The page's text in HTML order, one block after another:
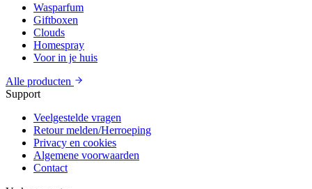
Wasparfum
Giftboxen
Clouds
Homespray
Voor in je huis
Alle producten
Support
Veelgestelde vragen
Retour melden/Herroeping
Privacy en cookies
Algemene voorwaarden
Contact